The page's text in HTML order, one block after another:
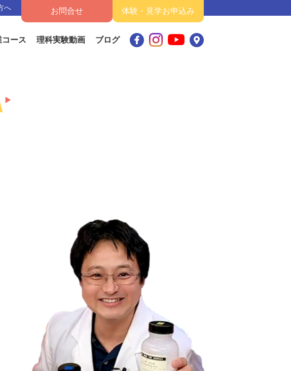
へ お問合せ 体験・見学お申込み
コース 理科実験動画 ブログ